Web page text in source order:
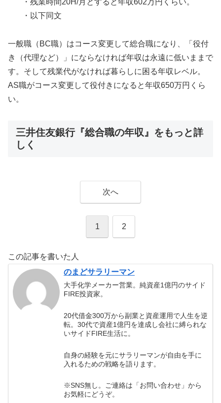
・残業時間20H/月とすると年収602万円くらい。
・以下同文
一般職（BC職）はコース変更して総合職になり、「役付
き（代理など）」にならなければ年収は永遠に低いままで
す。そして残業代がなければ暮らしに困る年収レベル。
AS職がコース変更して役付きになると年収650万円くら
い。
三井住友銀行『総合職の年収』をもっと詳
しく
次へ
1 2
この記事を書いた人
のまどサラリーマン
大手化学メーカー営業。純資産1億円のサイド
FIRE投資家。
20代借金300万から副業と資産運用で人生を逆
転。30代で資産1億円を達成し会社に縛られな
いサイドFIRE生活に。
自身の経験を元にサラリーマンが自由を手に
入れるための戦略を語ります。
※SNS無し。ご連絡は「お問い合わせ」から
お気軽にどうぞ。